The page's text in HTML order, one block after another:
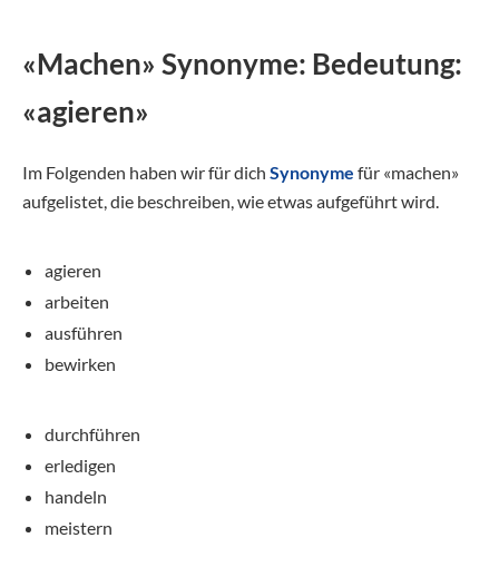
«Machen» Synonyme: Bedeutung:
«agieren»
Im Folgenden haben wir für dich Synonyme für «machen»
aufgelistet, die beschreiben, wie etwas aufgeführt wird.
agieren
arbeiten
ausführen
bewirken
durchführen
erledigen
handeln
meistern